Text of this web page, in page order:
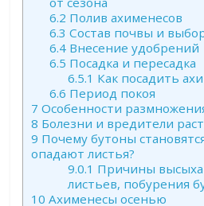
6.2 Полив ахименесов
6.3 Состав почвы и
6.4 Внесение удобрений
6.5 Посадка и пересадка
6.5.1 Как посадить
6.6 Период покоя
7 Особенности
8 Болезни и вредители
9 Почему бутоны
опадают листья?
9.0.1 Причины
листьев, побурения
10 Ахименесы осенью